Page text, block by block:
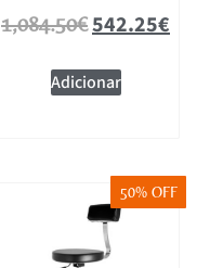
1,084.50€542.25€
Adicionar
50% OFF